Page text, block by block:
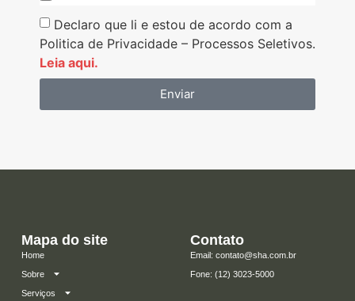
Declaro que li e estou de acordo com a
Politica de Privacidade – Processos Seletivos.
Leia aqui.
Enviar
Mapa do site
Home
Sobre
Serviços
Contato
Email: contato@sha.com.br
​Fone: (12) 3023-5000